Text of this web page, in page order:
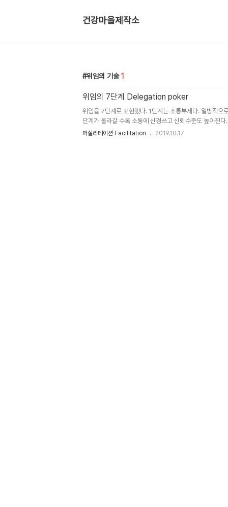
건강마을제작소
위임의 기술 1
위임의 7단계 Delegation poker
위임을 7단계로 표현했다. 1단계는 소통부제다. 일방적으
단계가 올라갈 수록 소통에 신경쓰고 신뢰수준도 높아진
위임수준이 높은 사람은 단어가 바뀐다. 위임에서 부여로
퍼실리테이션 Facilitation 2019.10.17